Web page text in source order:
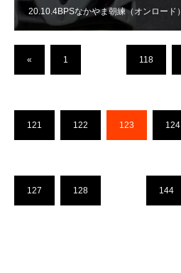
20.10.4BPSなかやま朝練（オンロード）
« 1 118
121 122 123 124
127 128 144